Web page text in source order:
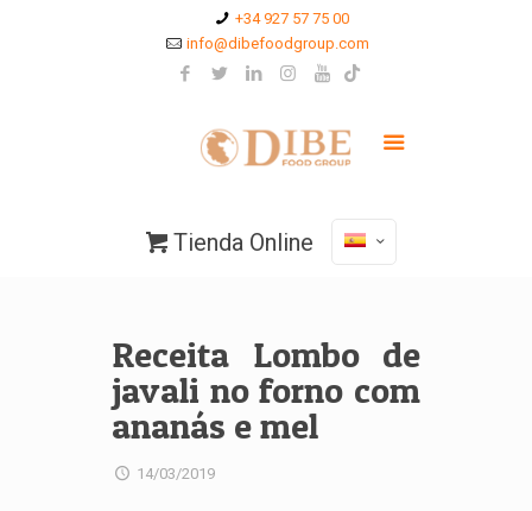
+34 927 57 75 00
info@dibefoodgroup.com
Tienda Online
Receita Lombo de
javali no forno com
ananás e mel
14/03/2019